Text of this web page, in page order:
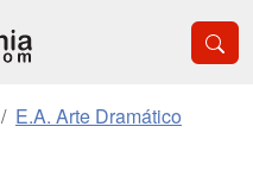
E.A. Arte Dramático